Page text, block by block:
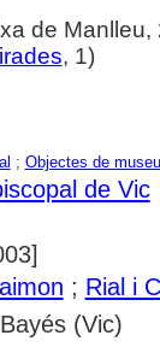
de Manlleu,
, 1)
; Objectes de
de Vic
; Rial i
(Vic)